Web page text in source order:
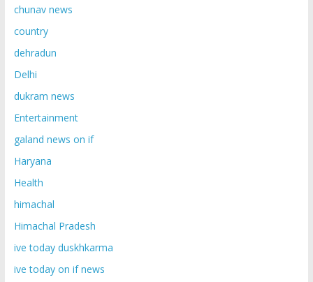
chunav news
country
dehradun
Delhi
dukram news
Entertainment
galand news on if
Haryana
Health
himachal
Himachal Pradesh
ive today duskhkarma
ive today on if news